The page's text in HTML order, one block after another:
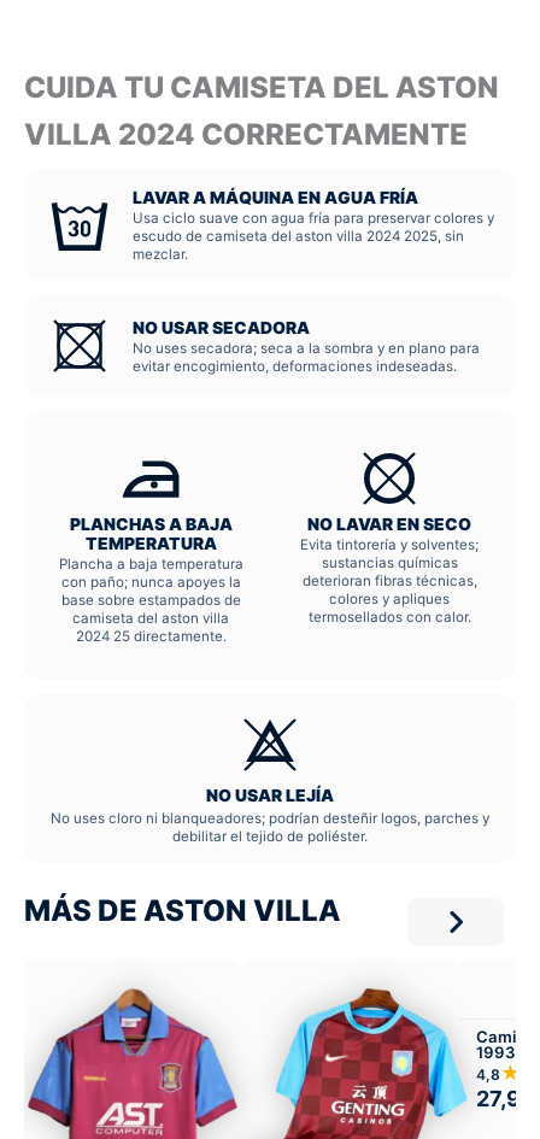
CUIDA TU CAMISETA DEL ASTON
VILLA 2024 CORRECTAMENTE
LAVAR A MÁQUINA EN AGUA FRÍA
Usa ciclo suave con agua fría para preservar colores y
escudo de camiseta del aston villa 2024 2025, sin
mezclar.
NO USAR SECADORA
No uses secadora; seca a la sombra y en plano para
evitar encogimiento, deformaciones indeseadas.
PLANCHAS A BAJA
TEMPERATURA
Plancha a baja temperatura
con paño; nunca apoyes la
base sobre estampados de
camiseta del aston villa
2024 25 directamente.
NO LAVAR EN SECO
Evita tintorería y solventes;
sustancias químicas
deterioran fibras técnicas,
colores y apliques
termosellados con calor.
NO USAR LEJÍA
No uses cloro ni blanqueadores; podrían desteñir logos, parches y
debilitar el tejido de poliéster.
MÁS DE ASTON VILLA
1993-
4,8
27,99